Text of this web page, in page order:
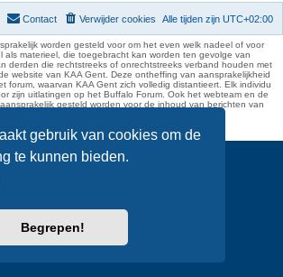
gebruik van cookies om de
te kunnen bieden.
Begrepen!
Alle tijden zijn UTC+02:00
Verwijder cookies
Contact
worden gesteld voor om het even welk nadeel of voor
als materieel, die toegebracht kan worden ten gevolge van
derden die rechtstreeks of onrechtstreeks verband houden met
website van KAA Gent. Deze ontheffing van aansprakelijkheid
forum, waarvan KAA Gent zich volledig distantieert. Elk individu
zijn uitlatingen op het Buffalo Forum. Ook het webteam en de
gesteld worden voor de inhoud van berichten van